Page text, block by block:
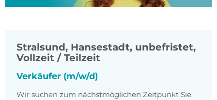
Stralsund, Hansestadt, unbefristet,
Vollzeit / Teilzeit
Verkäufer (m/w/d)
Wir suchen zum nächstmöglichen Zeitpunkt Sie